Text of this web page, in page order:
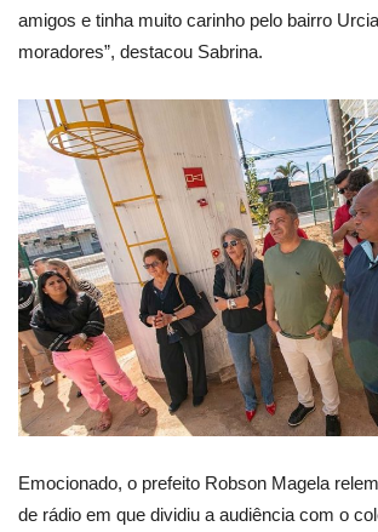
amigos e tinha muito carinho pelo bairro
moradores”, destacou Sabrina.
Emocionado, o prefeito Robson Magela
de rádio em que dividiu a audiência com o